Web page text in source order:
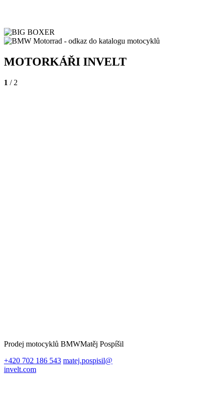
MOTORKÁŘI INVELT
1 / 2
Prodej motocyklů BMWMatěj Pospíšil
+420 702 186 543 matej.pospisil@
invelt.com